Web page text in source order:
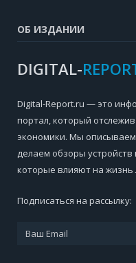
ОБ ИЗДАНИИ
DIGITAL-
Digital-Report.ru — это
портал, который
экономики. Мы
делаем обзоры устройств
которые влияют на жизнь
Подписаться на рассылку: